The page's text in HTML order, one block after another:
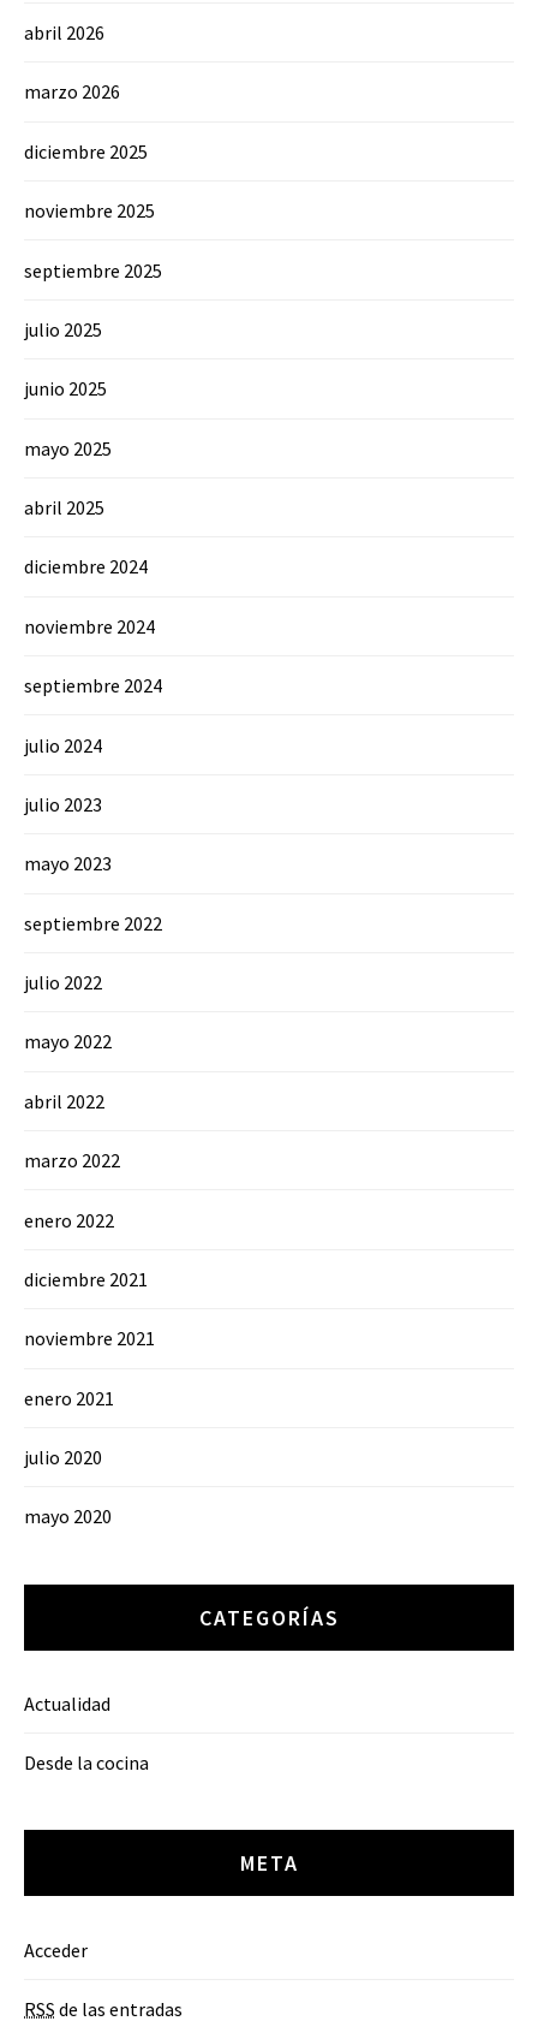
abril 2026
marzo 2026
diciembre 2025
noviembre 2025
septiembre 2025
julio 2025
junio 2025
mayo 2025
abril 2025
diciembre 2024
noviembre 2024
septiembre 2024
julio 2024
julio 2023
mayo 2023
septiembre 2022
julio 2022
mayo 2022
abril 2022
marzo 2022
enero 2022
diciembre 2021
noviembre 2021
enero 2021
julio 2020
mayo 2020
CATEGORÍAS
Actualidad
Desde la cocina
META
Acceder
RSS de las entradas